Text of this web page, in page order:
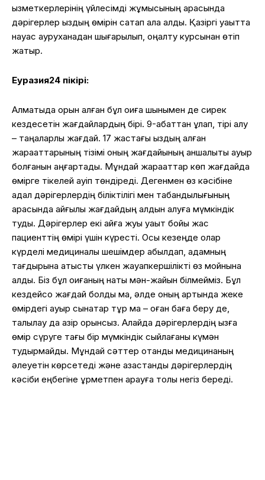
қызметкерлерінің үйлесімді жұмысының арқасында
дәрігерлер қыздың өмірін сақтап қала алды. Қазіргі уақытта
науқас ауруханадан шығарылып, оңалту курсынан өтіп
жатыр.
Еуразия24 пікірі:
Алматыда орын алған бұл оқиға шынымен де сирек
кездесетін жағдайлардың бірі. 9-қабаттан құлап, тірі қалу
– таңқаларлық жағдай. 17 жастағы қыздың алған
жарақаттарының тізімі оның жағдайының қаншалықты ауыр
болғанын аңғартады. Мұндай жарақаттар көп жағдайда
өмірге тікелей қауіп төндіреді. Дегенмен өз кәсібіне
адал дәрігерлердің біліктілігі мен табандылығының
арқасында қайғылы жағдайдың алдын алуға мүмкіндік
туды. Дәрігерлер екі айға жуық уақыт бойы жас
пациенттің өмірі үшін күресті. Осы кезеңде олар
күрделі медициналық шешімдер қабылдап, адамның
тағдырына қатысты үлкен жауапкершілікті өз мойнына
алды. Біз бұл оқиғаның нақты мән-жайын білмейміз. Бұл
кездейсоқ жағдай болды ма, әлде оның артында жеке
өмірдегі ауыр сынақтар тұр ма – оған баға беру де,
талқылау да қазір орынсыз. Алайда дәрігерлердің қызға
өмір сүруге тағы бір мүмкіндік сыйлағаны күмән
тудырмайды. Мұндай сәттер отандық медицинаның
әлеуетін көрсетеді және қазақстандық дәрігерлердің
кәсіби еңбегіне құрметпен қарауға толық негіз береді.